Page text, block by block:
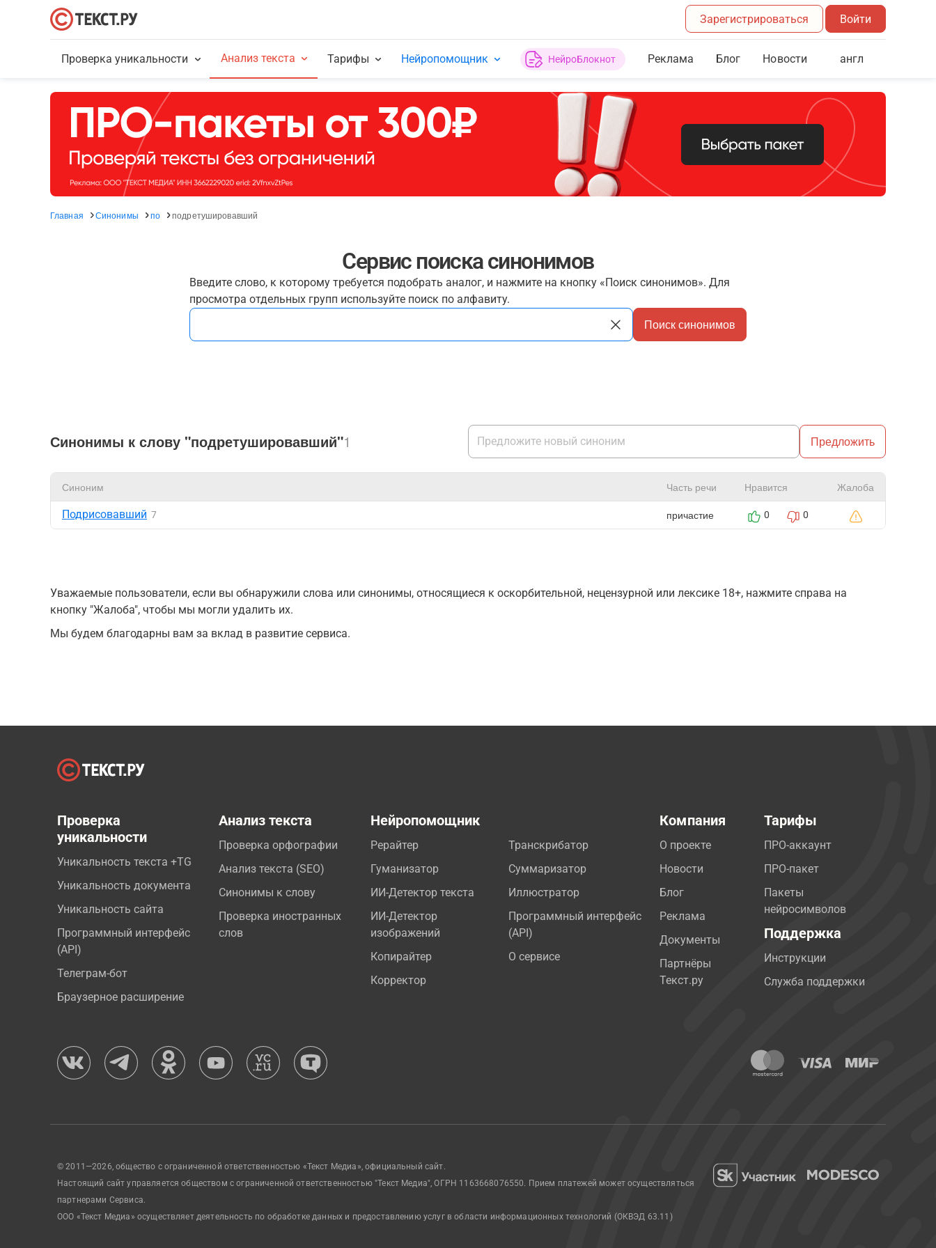
Зарегистрироваться Войти
Проверка уникальности Анализ текста Тарифы Нейропомощник НейроБлокнот Реклама Блог Новости англ
Главная Синонимы по подретушировавший
Сервис поиска синонимов
Введите слово, к которому требуется подобрать аналог, и нажмите на кнопку «Поиск синонимов». Для
просмотра отдельных групп используйте поиск по алфавиту.
Поиск синонимов
Синонимы к слову "подретушировавший"1 Предложить
Синоним Часть речи Нравится Жалоба
Подрисовавший 7 причастие 0 0
Уважаемые пользователи, если вы обнаружили слова или синонимы, относящиеся к оскорбительной, нецензурной или лексике 18+, нажмите справа на
кнопку "Жалоба", чтобы мы могли удалить их.
Мы будем благодарны вам за вклад в развитие сервиса.
Проверка
уникальности
Уникальность текста +TG
Уникальность документа
Уникальность сайта
Программный интерфейс
(API)
Телеграм-бот
Браузерное расширение
Анализ текста
Проверка орфографии
Анализ текста (SEO)
Синонимы к слову
Проверка иностранных
слов
Нейропомощник
Рерайтер
Гуманизатор
ИИ-Детектор текста
ИИ-Детектор
изображений
Копирайтер
Корректор
Транскрибатор
Суммаризатор
Иллюстратор
Программный интерфейс
(API)
О сервисе
Компания
О проекте
Новости
Блог
Реклама
Документы
Партнёры
Текст.ру
Тарифы
ПРО-аккаунт
ПРО-пакет
Пакеты
нейросимволов
Поддержка
Инструкции
Служба поддержки
© 2011—2026, общество с ограниченной ответственностью «Текст Медиа», официальный сайт.
Настоящий сайт управляется обществом с ограниченной ответственностью "Текст Медиа", ОГРН 1163668076550. Прием платежей может осуществляться
партнерами Сервиса.
ООО «Текст Медиа» осуществляет деятельность по обработке данных и предоставлению услуг в области информационных технологий (ОКВЭД 63.11)